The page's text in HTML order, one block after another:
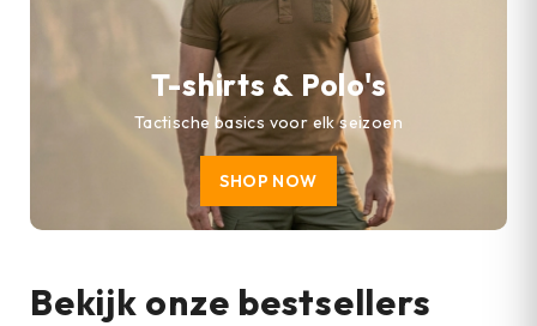
T-shirts & Polo's
Tactische basics voor elk seizoen
SHOP NOW
Bekijk onze bestsellers